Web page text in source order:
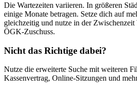
Die Wartezeiten variieren. In größeren
einige Monate betragen. Setze dich auf
gleichzeitig und nutze in der
ÖGK-Zuschuss.
Nicht das Richtige dabei?
Nutze die erweiterte Suche mit weiteren
Kassenvertrag, Online-Sitzungen und